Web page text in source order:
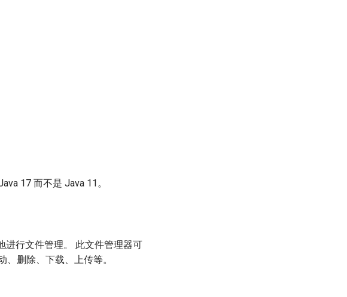
17 而不是 Java 11。
进行文件管理。 此文件管理器可
删除、下载、上传等。